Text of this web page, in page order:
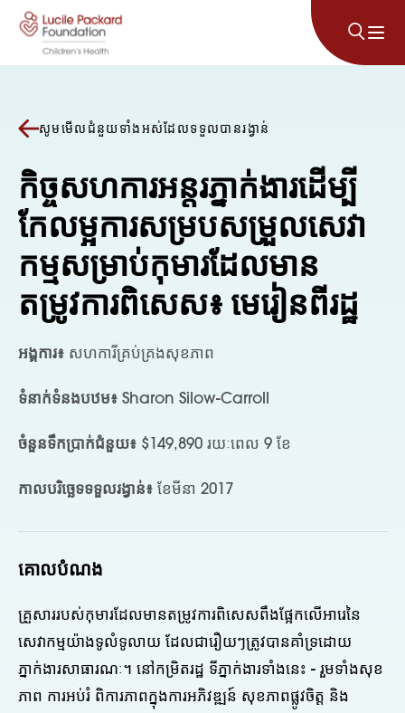
រំលងទៅមាតិកា
សូមមើលជំនួយទាំងអស់ដែលទទួលបានរង្វាន់
កិច្ចសហការអន្តរភ្នាក់ងារដើម្បី
កែលម្អការសម្របសម្រួលសេវា
កម្មសម្រាប់កុមារដែលមាន
តម្រូវការពិសេស៖ មេរៀនពីរដ្ឋ
អង្គការ៖ សហការីគ្រប់គ្រងសុខភាព
ទំនាក់ទំនងបឋម៖ Sharon Silow-Carroll
ចំនួនទឹកប្រាក់ជំនួយ៖ $149,890 រយៈពេល 9 ខែ
កាលបរិច្ឆេទទទួលរង្វាន់៖ ខែមីនា 2017
គោលបំណង
គ្រួសាររបស់កុមារដែលមានតម្រូវការពិសេសពឹងផ្អែកលើអារេនៃ
សេវាកម្មយ៉ាងទូលំទូលាយ ដែលជារឿយៗត្រូវបានគាំទ្រដោយ
ភ្នាក់ងារសាធារណៈ។ នៅកម្រិតរដ្ឋ ទីភ្នាក់ងារទាំងនេះ - រួមទាំងសុខ
ភាព ការអប់រំ ពិការភាពក្នុងការអភិវឌ្ឍន៍ សុខភាពផ្លូវចិត្ត និង